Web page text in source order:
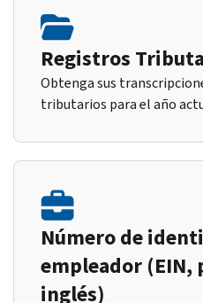
Registros
Obtenga sus
tributarios para el año
Número de
empleador (EIN,
inglés)